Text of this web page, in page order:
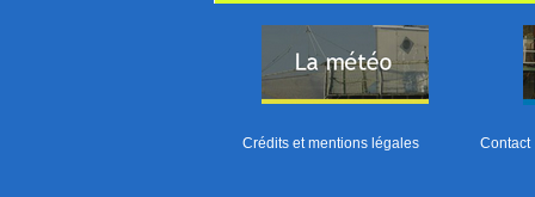
Crédits et mentions légales Contact